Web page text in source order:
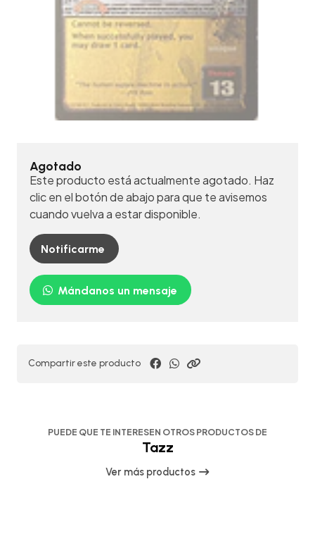
Agotado
Este producto está actualmente agotado. Haz
clic en el botón de abajo para que te avisemos
cuando vuelva a estar disponible.
Notificarme
Mándanos un mensaje
Compartir este producto
PUEDE QUE TE INTERESEN OTROS PRODUCTOS DE
Tazz
Ver más productos